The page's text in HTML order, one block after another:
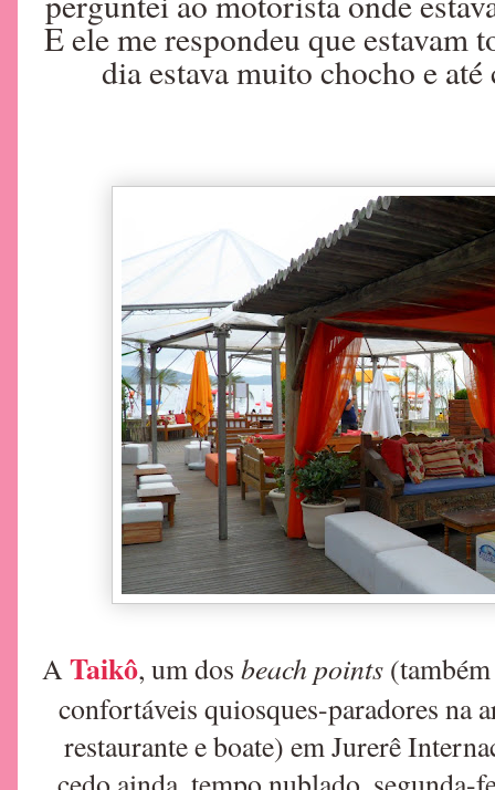
E ele me respondeu que estavam
dia estava muito chocho e
ATaikô, um dos beach points
confortáveis quiosques-paradores na
restaurante e boate) em Jurerê